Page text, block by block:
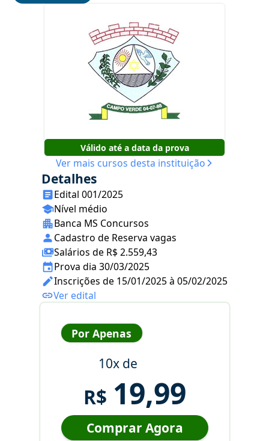
Válido até a data da prova
Ver mais cursos desta instituição
Detalhes
Edital 001/2025
Nível médio
Banca MS Concursos
Cadastro de Reserva vagas
Salários de R$ 2.559,43
Prova dia 30/03/2025
Inscrições de 15/01/2025 à 05/02/2025
Ver edital
Por Apenas
10x de
R$ 19,99
Comprar Agora